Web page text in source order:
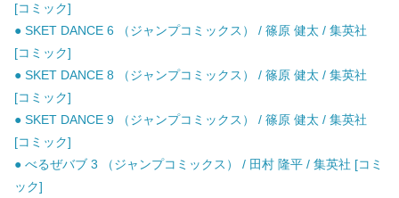
[コミック]
● SKET DANCE 6 （ジャンプコミックス） / 篠原 健太 / 集英社
[コミック]
● SKET DANCE 8 （ジャンプコミックス） / 篠原 健太 / 集英社
[コミック]
● SKET DANCE 9 （ジャンプコミックス） / 篠原 健太 / 集英社
[コミック]
● べるぜバブ 3 （ジャンプコミックス） / 田村 隆平 / 集英社 [コミ
ック]